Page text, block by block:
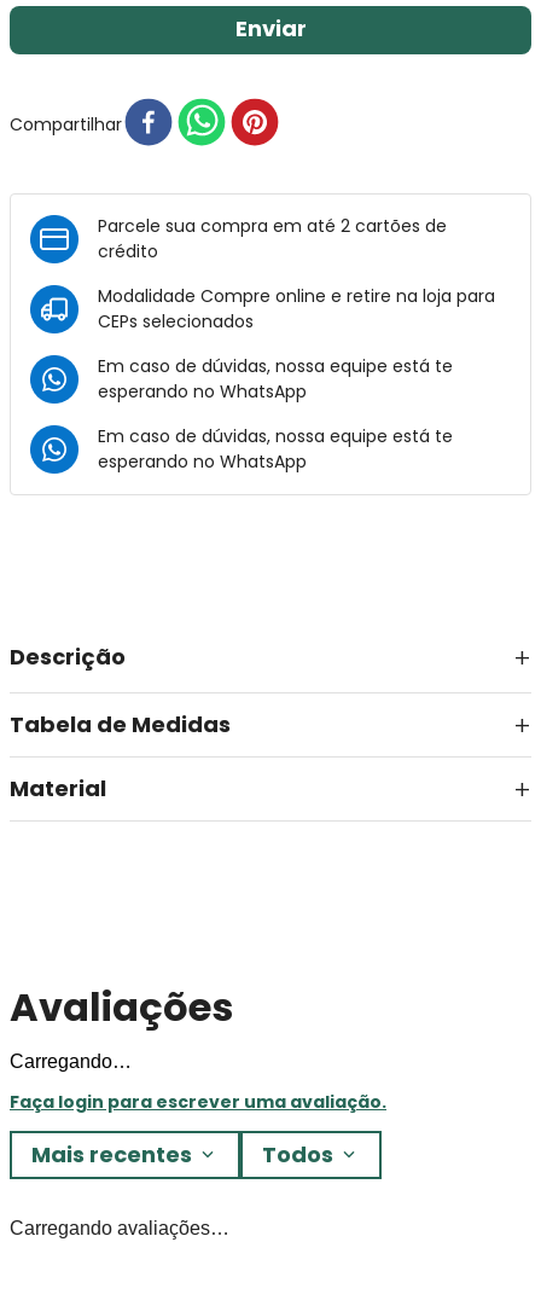
Enviar
Compartilhar
Parcele sua compra em até 2 cartões de
crédito
Modalidade Compre online e retire na loja para
CEPs selecionados
Em caso de dúvidas, nossa equipe está te
esperando no WhatsApp
Em caso de dúvidas, nossa equipe está te
esperando no WhatsApp
Descrição
Tabela de Medidas
Material
Avaliações
Carregando…
Faça login para escrever uma avaliação.
Mais recentes Todos
Carregando avaliações…